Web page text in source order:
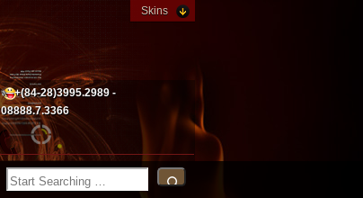
Skins
+(84-28)3995.2989 -
08888.7.3366